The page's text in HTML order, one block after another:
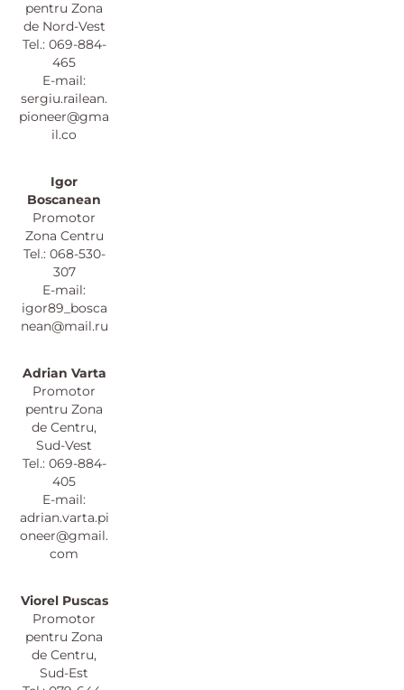
pentru Zona
de Nord-Vest
Tel.: 069-884-
465
E-mail:
sergiu.railean.
pioneer@gma
il.co
Igor
Boscanean
Promotor
Zona Centru
Tel.: 068-530-
307
E-mail:
igor89_bosca
nean@mail.ru
Adrian Varta
Promotor
pentru Zona
de Centru,
Sud-Vest
Tel.: 069-884-
405
E-mail:
adrian.varta.pi
oneer@gmail.
com
Viorel Puscas
Promotor
pentru Zona
de Centru,
Sud-Est